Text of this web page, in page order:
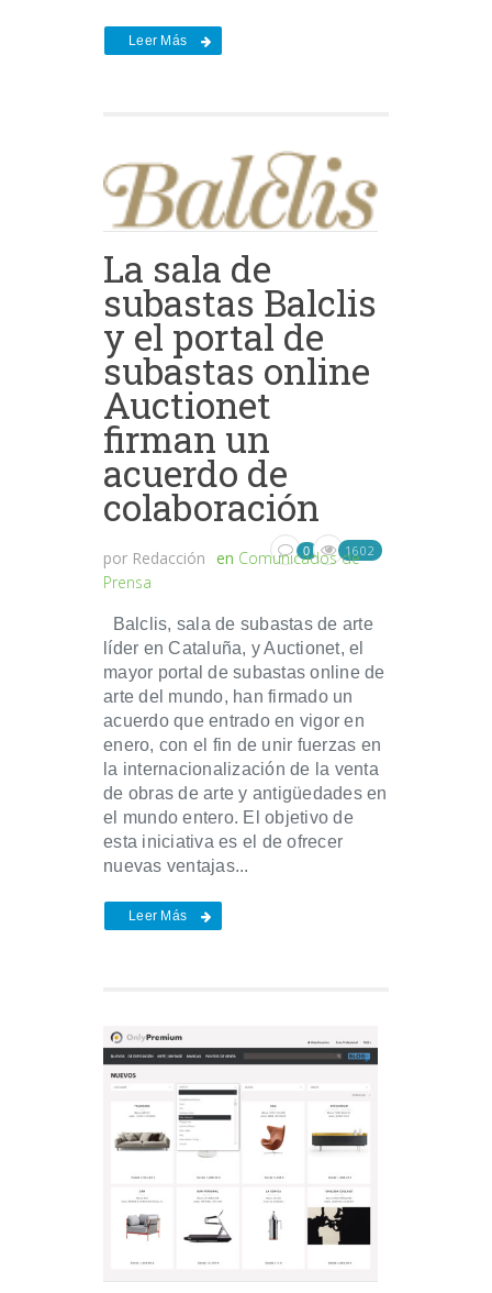
Leer Más
La sala de
subastas Balclis
y el portal de
subastas online
Auctionet
firman un
acuerdo de
colaboración
por Redacción en Comunicados de
Prensa
0 1602
Balclis, sala de subastas de arte
líder en Cataluña, y Auctionet, el
mayor portal de subastas online de
arte del mundo, han firmado un
acuerdo que entrado en vigor en
enero, con el fin de unir fuerzas en
la internacionalización de la venta
de obras de arte y antigüedades en
el mundo entero. El objetivo de
esta iniciativa es el de ofrecer
nuevas ventajas...
Leer Más